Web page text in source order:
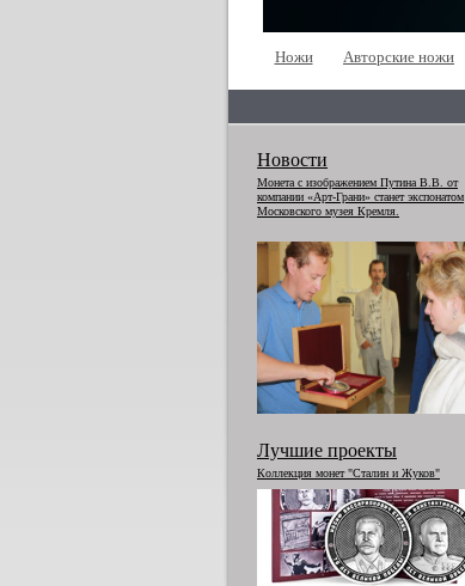
Ножи Авторские ножи
Новости
Монета с изображением Путина В.В. от
компании «Арт-Грани» станет экспонатом
Московского музея Кремля.
Лучшие проекты
Коллекция монет "Сталин и Жуков"